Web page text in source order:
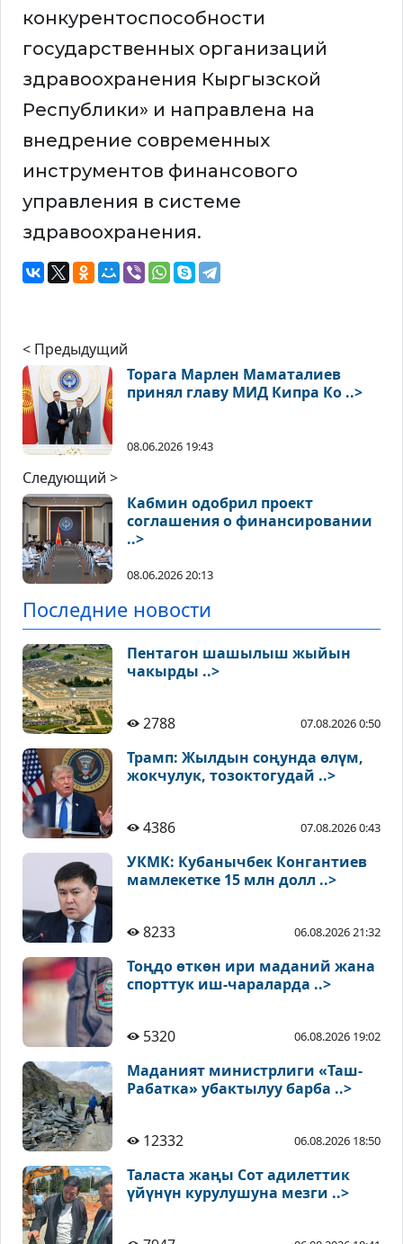
конкурентоспособности
государственных организаций
здравоохранения Кыргызской
Республики» и направлена на
внедрение современных
инструментов финансового
управления в системе
здравоохранения.
< Предыдущий
Торага Марлен Маматалиев
принял главу МИД Кипра Ко ..>
08.06.2026 19:43
Следующий >
Кабмин одобрил проект
соглашения о финансировании
..>
08.06.2026 20:13
Последние новости
Пентагон шашылыш жыйын
чакырды ..>
2788 07.08.2026 0:50
Трамп: Жылдын соңунда өлүм,
жокчулук, тозоктогудай ..>
4386 07.08.2026 0:43
УКМК: Кубанычбек Конгантиев
мамлекетке 15 млн долл ..>
8233 06.08.2026 21:32
Тоңдо өткөн ири маданий жана
спорттук иш-чараларда ..>
5320 06.08.2026 19:02
Маданият министрлиги «Таш-
Рабатка» убактылуу барба ..>
12332 06.08.2026 18:50
Таласта жаңы Сот адилеттик
үйүнүн курулушуна мезги ..>